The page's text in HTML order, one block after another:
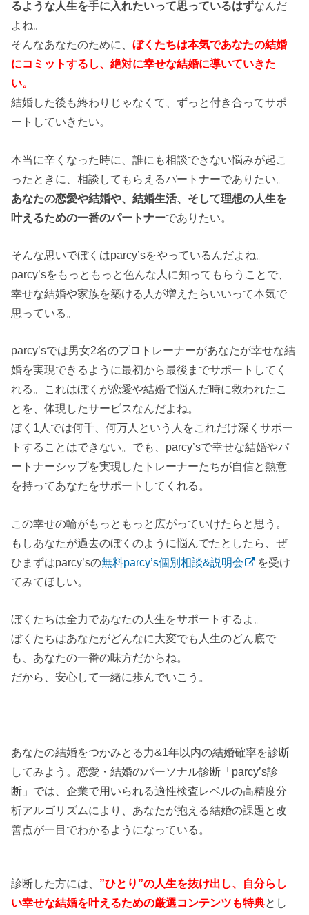
るような人生を手に入れたいって思っているはずなんだ
よね。
そんなあなたのために、ぼくたちは本気であなたの結婚
にコミットするし、絶対に幸せな結婚に導いていきた
い。
結婚した後も終わりじゃなくて、ずっと付き合ってサポ
ートしていきたい。
本当に辛くなった時に、誰にも相談できない悩みが起こ
ったときに、相談してもらえるパートナーでありたい。
あなたの恋愛や結婚や、結婚生活、そして理想の人生を
叶えるための一番のパートナーでありたい。
そんな思いでぼくはparcy’sをやっているんだよね。
parcy’sをもっともっと色んな人に知ってもらうことで、
幸せな結婚や家族を築ける人が増えたらいいって本気で
思っている。
parcy’sでは男女2名のプロトレーナーがあなたが幸せな結
婚を実現できるように最初から最後までサポートしてく
れる。これはぼくが恋愛や結婚で悩んだ時に救われたこ
とを、体現したサービスなんだよね。
ぼく1人では何千、何万人という人をこれだけ深くサポー
トすることはできない。でも、parcy’sで幸せな結婚やパ
ートナーシップを実現したトレーナーたちが自信と熱意
を持ってあなたをサポートしてくれる。
この幸せの輪がもっともっと広がっていけたらと思う。
もしあなたが過去のぼくのように悩んでたとしたら、ぜ
ひまずはparcy’sの無料parcy’s個別相談&説明会
を受け
てみてほしい。
ぼくたちは全力であなたの人生をサポートするよ。
ぼくたちはあなたがどんなに大変でも人生のどん底で
も、あなたの一番の味方だからね。
だから、安心して一緒に歩んでいこう。
あなたの結婚をつかみとる力&1年以内の結婚確率を診断
してみよう。恋愛・結婚のパーソナル診断「parcy’s診
断」では、企業で用いられる適性検査レベルの高精度分
析アルゴリズムにより、あなたが抱える結婚の課題と改
善点が一目でわかるようになっている。
診断した方には、 ”ひとり”の人生を抜け出し、自分らし
い幸せな結婚を叶えるための厳選コンテンツも特典とし